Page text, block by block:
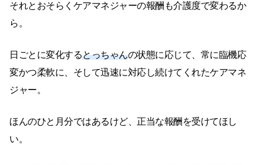
それとおそらくケアマネジャーの報酬も介護度で変わるか
ら。
日ごとに変化するとっちゃんの状態に応じて、常に臨機応
変かつ柔軟に、そして迅速に対応し続けてくれたケアマネ
ジャー。
ほんのひと月分ではあるけど、正当な報酬を受けてほし
い。